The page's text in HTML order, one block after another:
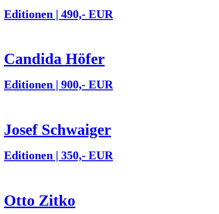
Editionen | 490,- EUR
Candida Höfer
Editionen | 900,- EUR
Josef Schwaiger
Editionen | 350,- EUR
Otto Zitko